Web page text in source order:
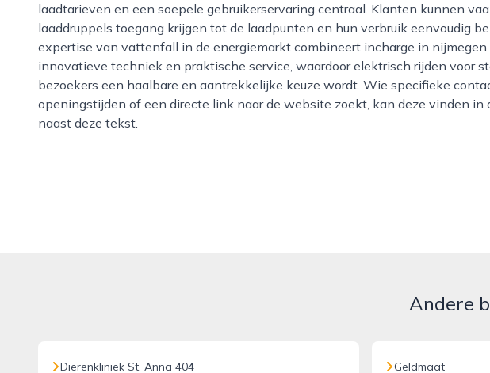
laadtarieven en een soepele gebruikerservaring centraal. Klanten kunnen
laaddruppels toegang krijgen tot de laadpunten en hun verbruik eenvoudig
expertise van vattenfall in de energiemarkt combineert incharge in nijmegen
innovatieve techniek en praktische service, waardoor elektrisch rijden voor
bezoekers een haalbare en aantrekkelijke keuze wordt. Wie specifieke
openingstijden of een directe link naar de website zoekt, kan deze vinden in
naast deze tekst.
Andere
Dierenkliniek St. Anna 404 Geldmaat